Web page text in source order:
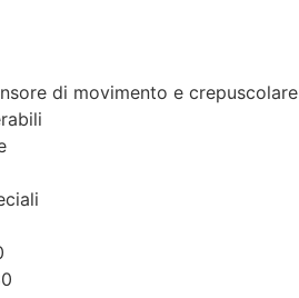
di movimento e crepuscolare